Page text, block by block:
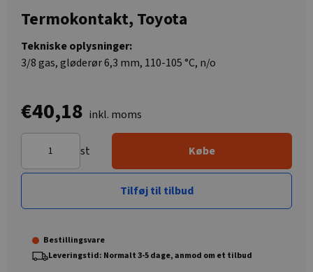
Termokontakt, Toyota
Tekniske oplysninger:
3/8 gas, gløderør 6,3 mm, 110-105 °C, n/o
€40,18 inkl. moms
st Købe
Tilføj til tilbud
Bestillingsvare
Leveringstid: Normalt 3-5 dage, anmod om et tilbud